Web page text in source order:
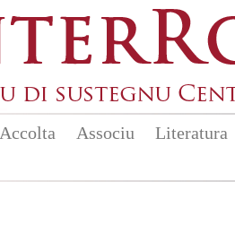
Accolta Associu Literatura